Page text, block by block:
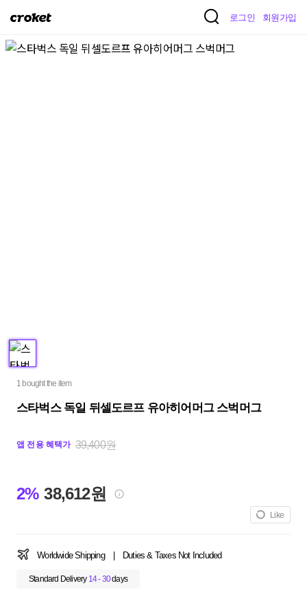
크
켓
로그인 회원가입
1 bought the item
스타벅스 독일 뒤셀도르프 유아히어머그 스벅머그
앱 전용 혜택가 39,400원
2% 38,612원
Like
Worldwide Shipping Duties & Taxes Not Included
Standard Delivery 14 - 30days